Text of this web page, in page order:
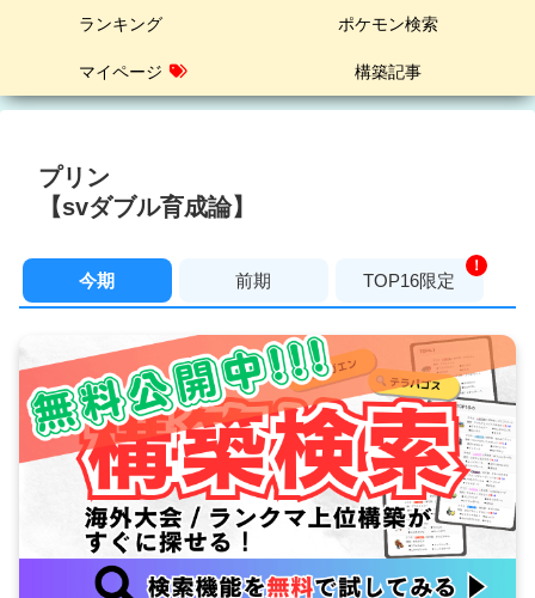
ランキング ポケモン検索
マイページ 構築記事
プリン
【svダブル育成論】
今期 前期 TOP16限定
！